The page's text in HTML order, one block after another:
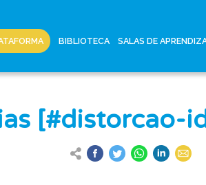
BIBLIOTECA SALAS DE
[#distorcao-